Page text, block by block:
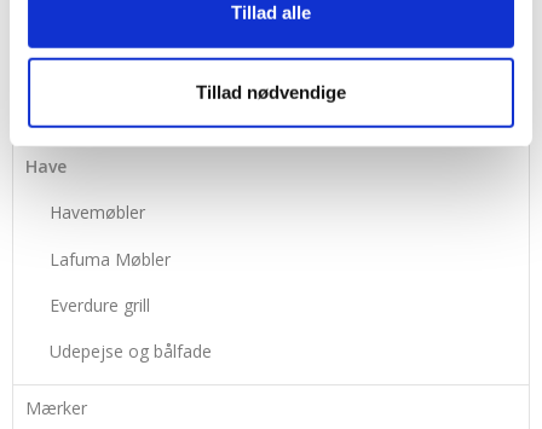
Tillad alle
Tillad nødvendige
MENU
Bolig & Interiør
Have
Havemøbler
Lafuma Møbler
Everdure grill
Udepejse og bålfade
Mærker